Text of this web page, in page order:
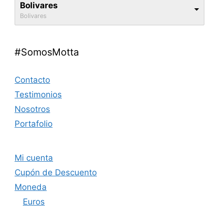
Bolivares
Bolivares
#SomosMotta
Contacto
Testimonios
Nosotros
Portafolio
Mi cuenta
Cupón de Descuento
Moneda
Euros